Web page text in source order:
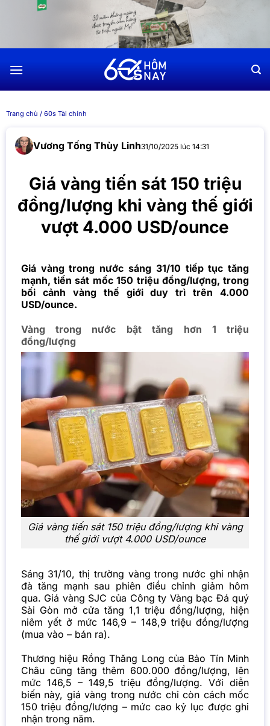
dung
Trang chủ / 60s Tài chính
Vương Tống Thùy Linh31/10/2025 lúc 14:31
Giá vàng tiến sát 150 triệu
đồng/lượng khi vàng thế giới
vượt 4.000 USD/ounce
Giá vàng trong nước sáng 31/10 tiếp tục tăng
mạnh, tiến sát mốc 150 triệu đồng/lượng, trong
bối cảnh vàng thế giới duy trì trên 4.000
USD/ounce.
Vàng trong nước bật tăng hơn 1 triệu
đồng/lượng
Giá vàng tiến sát 150 triệu đồng/lượng khi vàng
thế giới vượt 4.000 USD/ounce
Sáng 31/10, thị trường vàng trong nước ghi nhận
đà tăng mạnh sau phiên điều chỉnh giảm hôm
qua. Giá vàng SJC của Công ty Vàng bạc Đá quý
Sài Gòn mở cửa tăng 1,1 triệu đồng/lượng, hiện
niêm yết ở mức 146,9 – 148,9 triệu đồng/lượng
(mua vào – bán ra).
Thương hiệu Rồng Thăng Long của Bảo Tín Minh
Châu cũng tăng thêm 600.000 đồng/lượng, lên
mức 146,5 – 149,5 triệu đồng/lượng. Với diễn
biến này, giá vàng trong nước chỉ còn cách mốc
150 triệu đồng/lượng – mức cao kỷ lục được ghi
nhận trong năm.